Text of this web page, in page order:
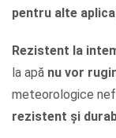
pentru alte
Rezistent la
la apă nu vor
meteorologice
rezistent și